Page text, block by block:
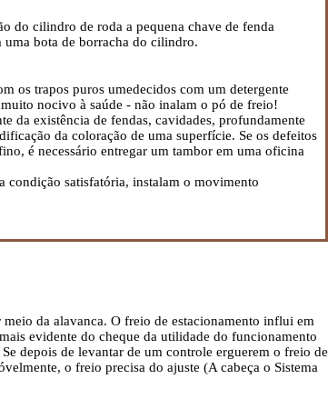
do cilindro de roda a pequena chave de fenda
uma bota de borracha do cilindro.
os trapos puros umedecidos com um detergente
nocivo à saúde - não inalam o pó de freio!
da existência de fendas, cavidades, profundamente
da coloração de uma superfície. Se os defeitos
é necessário entregar um tambor em uma oficina
condição satisfatória, instalam o movimento
da alavanca. O freio de estacionamento influi em
evidente do cheque da utilidade do funcionamento
depois de levantar de um controle erguerem o freio de
o freio precisa do ajuste (A cabeça o Sistema